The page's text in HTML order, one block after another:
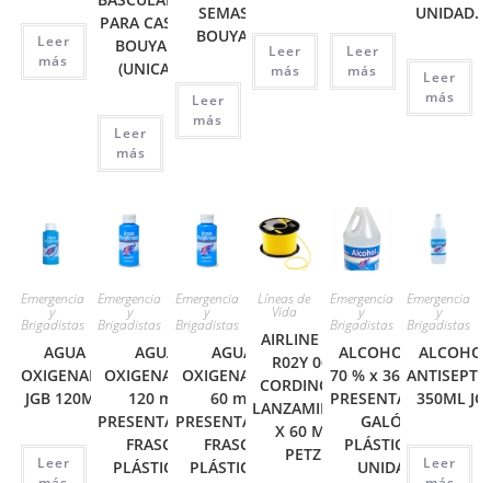
Leer
más
PARA CASCO
BOUYAN
(UNICA)
Leer
más
SEMASK
BOUYAN
Leer
más
Leer
más
Leer
más
UNIDAD.
Leer
más
Emergencia
y
Brigadistas
AGUA
OXIGENADA
JGB 120ML
Leer
Emergencia
y
Brigadistas
AGUA
OXIGENADA x
120 ml.
PRESENTACIÓN
FRASCO
PLÁSTICO x
Emergencia
y
Brigadistas
AGUA
OXIGENADA x
60 ml.
PRESENTACIÓN
FRASCO
PLÁSTICO x
Líneas de
Vida
AIRLINE REF:
R02Y 060.
CORDINO DE
LANZAMIENTO
X 60 MT.
PETZL
Emergencia
y
Brigadistas
ALCOHOL AL
70 % x 3600 ml.
PRESENTACIÓN
GALÓN
PLÁSTICO x
UNIDAD
Emergencia
y
Brigadistas
350ML
Leer